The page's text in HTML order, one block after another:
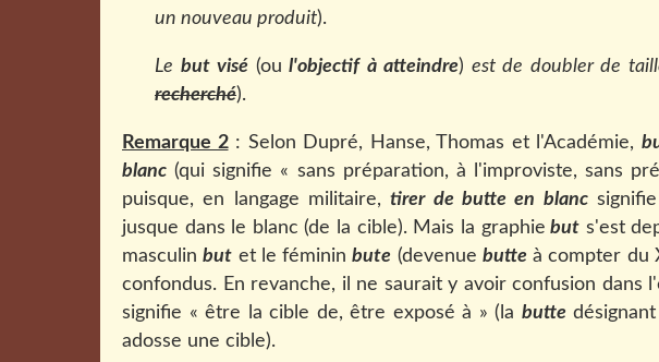
un nouveau produit).
Le but visé (ou l'objectif à atteindre) est de doubler de
recherché).
Remarque 2: Selon Dupré, Hanse, Thomas et l'Académie,
blanc (qui signifie « sans préparation, à l'improviste, sans
puisque, en langage militaire,tirer de butte en blanc
jusque dans le blanc (de la cible). Mais la graphie but s'est
masculinbut et le fémininbute (devenue butteà compter du
confondus. En revanche, il ne saurait y avoir confusion dans
signifie « être la cible de, être exposé à » (la butte
adosse une cible).